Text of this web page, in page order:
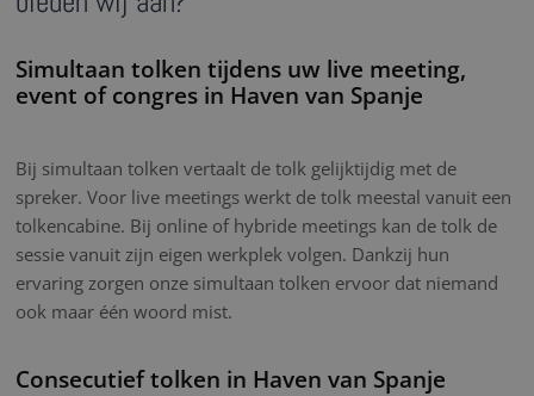
Simultaan tolken tijdens uw live meeting,
event of congres in Haven van Spanje
Bij simultaan tolken vertaalt de tolk gelijktijdig met de
spreker. Voor live meetings werkt de tolk meestal vanuit een
tolkencabine. Bij online of hybride meetings kan de tolk de
sessie vanuit zijn eigen werkplek volgen. Dankzij hun
ervaring zorgen onze simultaan tolken ervoor dat niemand
ook maar één woord mist.
Consecutief tolken in Haven van Spanje